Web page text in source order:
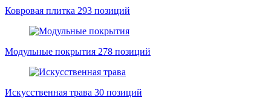
Ковровая плитка 293 позиций
Модульные покрытия 278 позиций
Искусственная трава 30 позиций